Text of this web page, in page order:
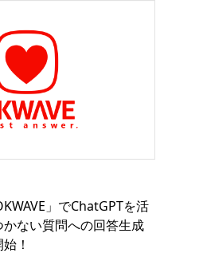
」でChatGPTを活
ない質問への回答生成
！